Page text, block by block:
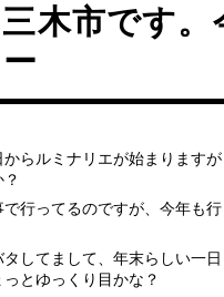
木市です
らルミナリエが始まりますが
行ってるのですが、今年も行
してまして、年末らしい一日
とゆっくり目かな？